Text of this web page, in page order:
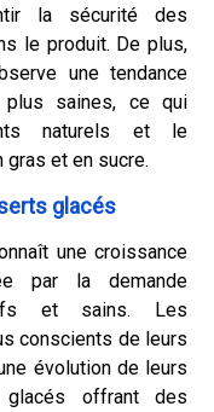
la sécurité des
le produit. De plus,
une tendance
plus saines, ce qui
naturels et le
et en sucre.
glacés
une croissance
par la demande
et sains. Les
conscients de leurs
évolution de leurs
offrant des